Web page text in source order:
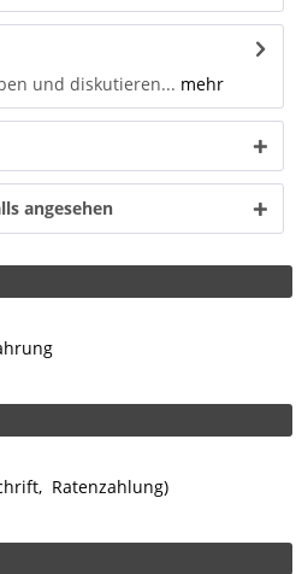
und diskutieren... mehr
angesehen
Ratenzahlung)